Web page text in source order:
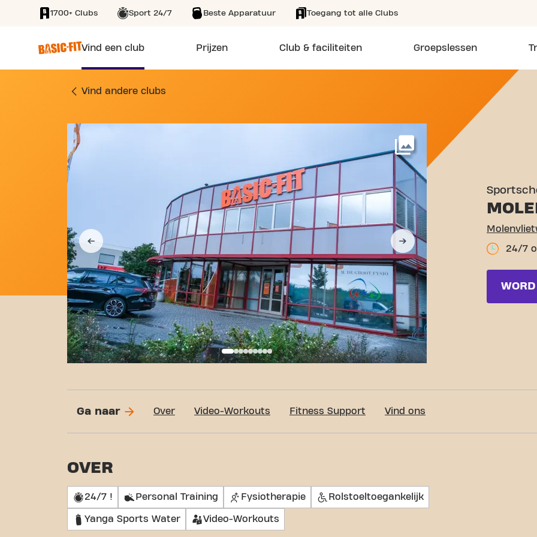
SKIP TO MAIN CONTENT
1700+ Clubs Sport 24/7 Beste Apparatuur Toegang tot alle Clubs
Vind een club Prijzen Club & faciliteiten Groepslessen
SPORTSCHOOL MOLENVLIETWEG 18 AALSMEER
Vind andere clubs
24/7
Ga naar Over Video-Workouts Fitness Support Vind ons
OVER
24/7 ! Personal Training Fysiotherapie Rolstoeltoegankelijk
Yanga Sports Water Video-Workouts